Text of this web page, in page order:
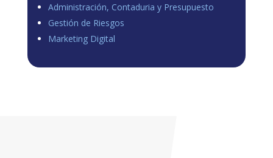
Administración, Contaduria y Presupuesto
Gestión de Riesgos
Marketing Digital